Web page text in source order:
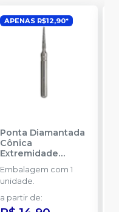
APENAS R$12,90*
Ponta Diamantada
Cônica
Extremidade
Arredondada FG
KG SORENSEN
Embalagem com 1
unidade.
a partir de: